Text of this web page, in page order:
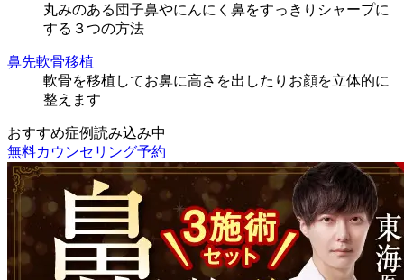
丸みのある団子鼻やにんにく鼻をすっきりシャープに
する３つの方法
鼻先軟骨移植
軟骨を移植してお鼻に高さを出したりお顔を立体的に
整えます
おすすめ症例読み込み中
無料カウンセリング予約